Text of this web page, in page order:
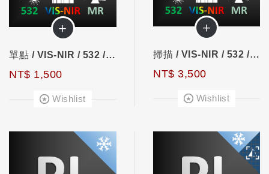
＋
單點 / VIS-NIR / 532 / 螢光
NT$ 1,500
Wishlist
＋
掃描 / VIS-NIR / 532 / 螢光
NT$ 3,500
Wishlist